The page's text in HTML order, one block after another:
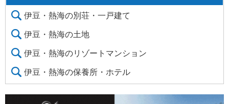
伊豆・熱海の別荘・一戸建て
伊豆・熱海の土地
伊豆・熱海のリゾートマンション
伊豆・熱海の保養所・ホテル